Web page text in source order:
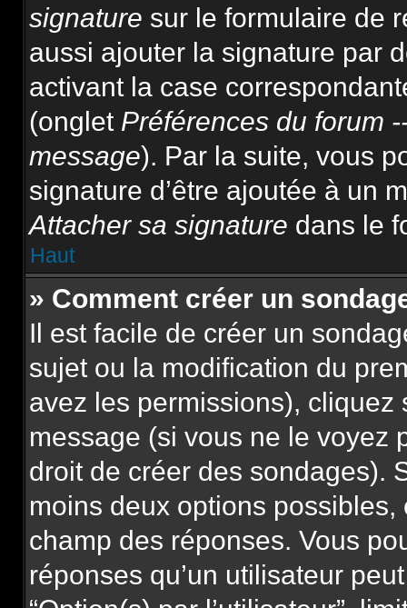
signature sur le formulaire de
aussi ajouter la signature par
activant la case
(onglet Préférences du forum
message). Par la suite, vous
signature d’être ajoutée à un
Attacher sa signature dans le
Haut
» Comment créer un
Il est facile de créer un
sujet ou la modification du
avez les permissions), cliquez
message (si vous ne le voyez
droit de créer des sondages).
moins deux options
champ des réponses. Vous
réponses qu’un utilisateur